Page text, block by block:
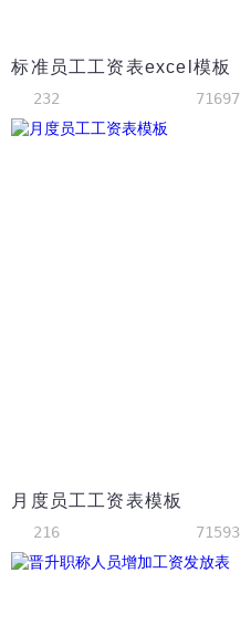
标准员工工资表excel模板
232 71697
月度员工工资表模板
216 71593